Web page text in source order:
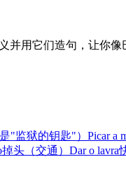
并用它们造句，让你像
"监狱的钥匙"） Picar a
掉头（交通） Dar o lavra